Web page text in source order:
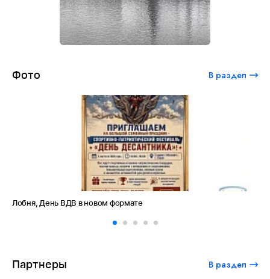
Фото В раздел
Лобня, День ВДВ в новом формате
Партнеры В раздел